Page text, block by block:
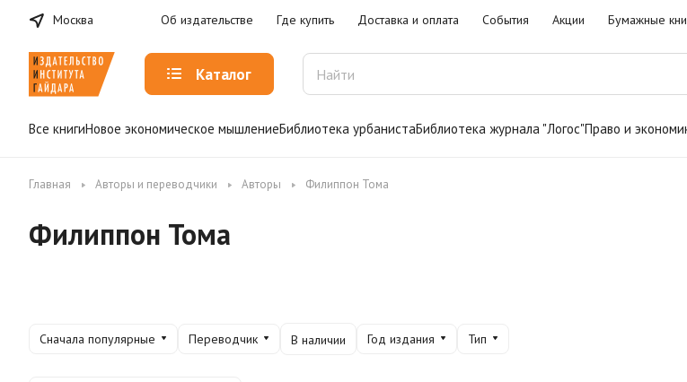
Москва Об издательстве Где купить Доставка и оплата События Акции Бумажные
Каталог
Все книгиНовое экономическое мышлениеБиблиотека урбанистаБиблиотека журнала "Логос"Право и
Главная Авторы и переводчики Авторы Филиппон Тома
Филиппон Тома
Сначала популярные Переводчик В наличии Год издания Тип